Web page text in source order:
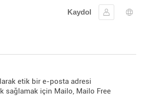
Kaydol
Oturum aç
Dil
etik bir e-posta adresi
sağlamak için Mailo, Mailo Free